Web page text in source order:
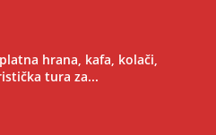
hrana, kafa, kolači,
tura za...